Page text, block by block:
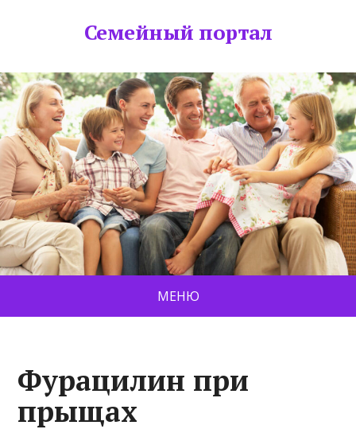
Семейный портал
МЕНЮ
Фурацилин при
прыщах